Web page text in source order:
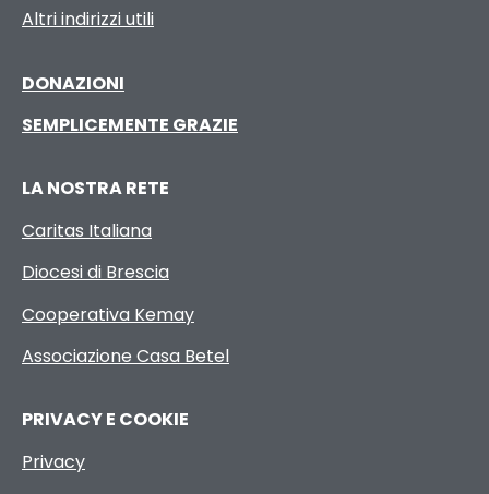
Altri indirizzi utili
DONAZIONI
SEMPLICEMENTE GRAZIE
LA NOSTRA RETE
Caritas Italiana
Diocesi di Brescia
Cooperativa Kemay
Associazione Casa Betel
PRIVACY E COOKIE
Privacy